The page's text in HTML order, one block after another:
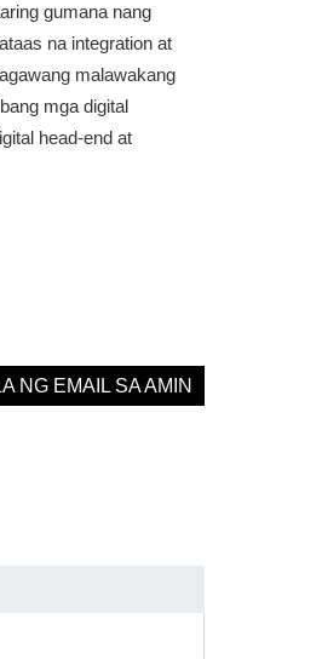
gumana nang
na integration at
malawakang
mga digital
head-end at
NG EMAIL SA AMIN